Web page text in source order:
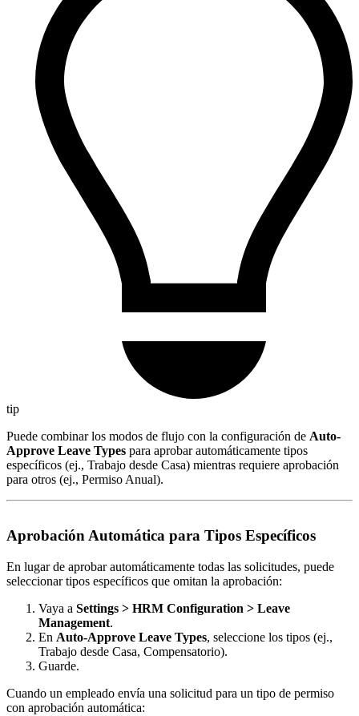
tip
Puede combinar los modos de flujo con la configuración de Auto-
Approve Leave Types para aprobar automáticamente tipos
específicos (ej., Trabajo desde Casa) mientras requiere aprobación
para otros (ej., Permiso Anual).
Aprobación Automática para Tipos Específicos
En lugar de aprobar automáticamente todas las solicitudes, puede
seleccionar tipos específicos que omitan la aprobación:
Vaya a Settings > HRM Configuration > Leave
Management.
En Auto-Approve Leave Types, seleccione los tipos (ej.,
Trabajo desde Casa, Compensatorio).
Guarde.
Cuando un empleado envía una solicitud para un tipo de permiso
con aprobación automática: